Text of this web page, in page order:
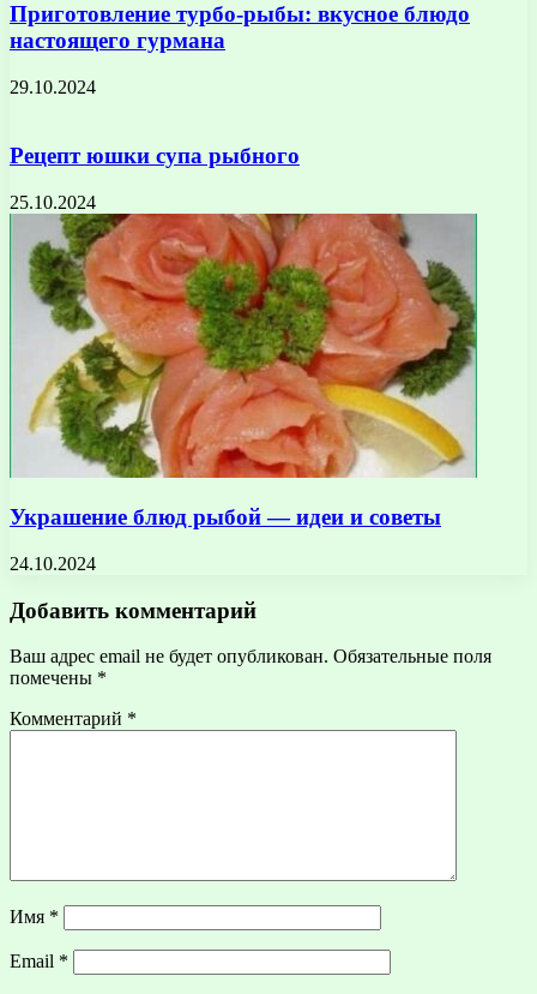
Приготовление турбо-рыбы: вкусное блюдо
настоящего гурмана
29.10.2024
Рецепт юшки супа рыбного
25.10.2024
Украшение блюд рыбой — идеи и советы
24.10.2024
Добавить комментарий
Ваш адрес email не будет опубликован. Обязательные поля
помечены *
Комментарий *
Имя *
Email *